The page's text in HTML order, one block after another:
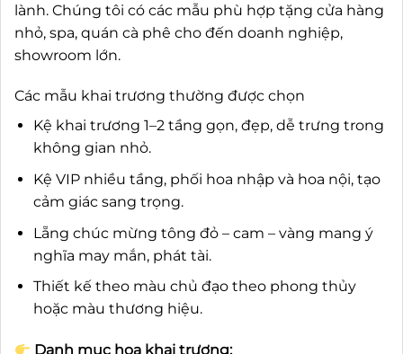
lành. Chúng tôi có các mẫu phù hợp tặng cửa hàng
nhỏ, spa, quán cà phê cho đến doanh nghiệp,
showroom lớn.
Các mẫu khai trương thường được chọn
Kệ khai trương 1–2 tầng gọn, đẹp, dễ trưng trong
không gian nhỏ.
Kệ VIP nhiều tầng, phối hoa nhập và hoa nội, tạo
cảm giác sang trọng.
Lẵng chúc mừng tông đỏ – cam – vàng mang ý
nghĩa may mắn, phát tài.
Thiết kế theo màu chủ đạo theo phong thủy
hoặc màu thương hiệu.
Danh mục hoa khai trương: